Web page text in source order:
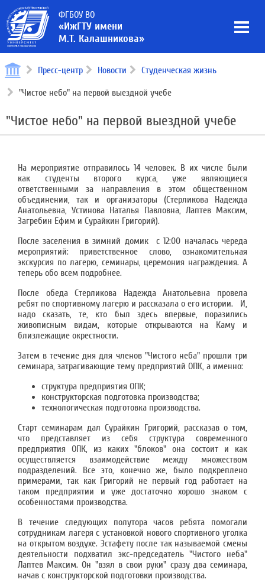
ФГБОУ ВО
«ИжГТУ имени
М.Т. Калашникова»
Пресс-центр Новости Студенческая жизнь
"Чистое небо" на первой выездной учебе
"Чистое небо" на первой выездной учебе
На мероприятие отправилось 14 человек. В их числе были
как студенты второго курса, уже являющиеся
ответственными за направления в этом общественном
объединении, так и организаторы (Стерликова Надежда
Анатольевна, Устинова Наталья Павловна, Лаптев Максим,
Загребин Ефим и Сурайкин Григорий).
Поcле заселения в зимний домик с 12:00 началась череда
мероприятий: приветственное слово, ознакомительная
экскурсия по лагерю, семинары, церемония награждения. А
теперь обо всем подробнее.
После обеда Стерликова Надежда Анатольевна провела
ребят по спортивному лагерю и рассказала о его истории. И,
надо сказать, те, кто был здесь впервые, поразились
живописным видам, которые открываются на Каму и
близлежащие окрестности.
Затем в течение дня для членов "Чистого неба" прошли три
семинара, затрагивающие тему предприятий ОПК, а именно:
структура предприятия ОПК;
конструкторская подготовка производства;
технологическая подготовка производства.
Старт семинарам дал Сурайкин Григорий, рассказав о том,
что представляет из себя структура современного
предприятия ОПК, из каких "блоков" она состоит и как
осуществляется взаимодействие между множеством
подразделений. Все это, конечно же, было подкреплено
примерами, так как Григорий не первый год работает на
таком предприятии и уже достаточно хорошо знаком с
особенностями производства.
В течение следующих полутора часов ребята помогали
сотрудникам лагеря с установкой нового спортивного уголка
на открытом воздухе. Эстафету после так называемой смены
деятельности подхватил экс-председатель "Чистого неба"
Лаптев Максим. Он "взял в свои руки" сразу два семинара,
начав с конструкторской подготовки производства.